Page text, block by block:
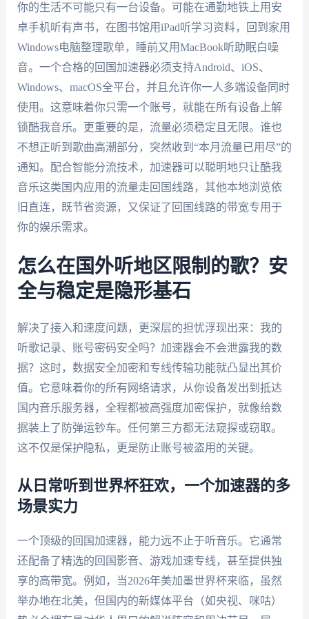
你的生活不可能只有一台设备。可能在通勤地铁上用安
卓手机听有声书，在图书馆用iPad听学习资料，回到家用
Windows电脑整理歌单，睡前又用MacBook听助眠白噪
音。一个合格的回国加速器必须支持Android、iOS、
Windows、macOS全平台，并且允许你一人多端设备同时
使用。这意味着你只需一个账号，就能在所有设备上解
锁酷我音乐。更重要的是，流量必须稳定且无限。谁也
不想正听到歌曲高潮部分，突然收到“本月流量已用尽”的
通知。配合智能分流技术，加速器可以聪明地只让酷我
音乐这类国内应用的流量走回国线路，其他本地浏览依
旧直连，既节省资源，又保证了回国线路的带宽专用于
你的娱乐需求。
怎么在国外听地区限制的歌？安
全与稳定是隐形基石
解决了接入和速度问题，更深层的担忧浮现出来：我的
听歌记录、账号密码安全吗？加速器会不会泄露我的数
据？这时，数据安全加密和专线传输功能就凸显出其价
值。它意味着你的所有网络请求，从你设备发出到抵达
国内音乐服务器，全程都被高强度加密保护，就像给数
据装上了防弹运钞车。任何第三方都无法窥探或窃取。
这不仅是保护隐私，更是防止账号被盗用的关键。
从日常听到世界杯狂欢，一个加速器的多
场景实力
一个顶级的回国加速器，能力远不止于听音乐。它通常
还配备了精选的回国影音、游戏加速专线，甚至提供独
享的高带宽。例如，当2026年美加墨世界杯来临，虽然
举办地在北美，但国内的新媒体平台（如央视、咪咕）